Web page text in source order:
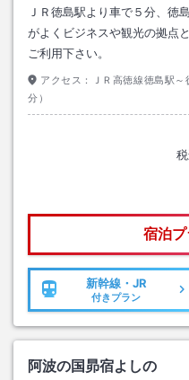
ＪＲ徳島駅より車で５分、徳
がよくビジネスや観光の拠点
ご利用下さい。
アクセス：
ＪＲ高徳線徳島駅
分）
宿泊
新幹線・JR
付きプラン
阿波の国昴宿よしの